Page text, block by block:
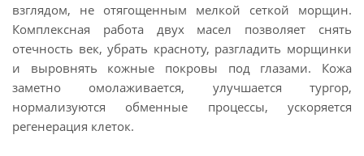
взглядом, не отягощенным мелкой сеткой морщин.
Комплексная работа двух масел позволяет снять
отечность век, убрать красноту, разгладить морщинки
и выровнять кожные покровы под глазами. Кожа
заметно омолаживается, улучшается тургор,
нормализуются обменные процессы, ускоряется
регенерация клеток.